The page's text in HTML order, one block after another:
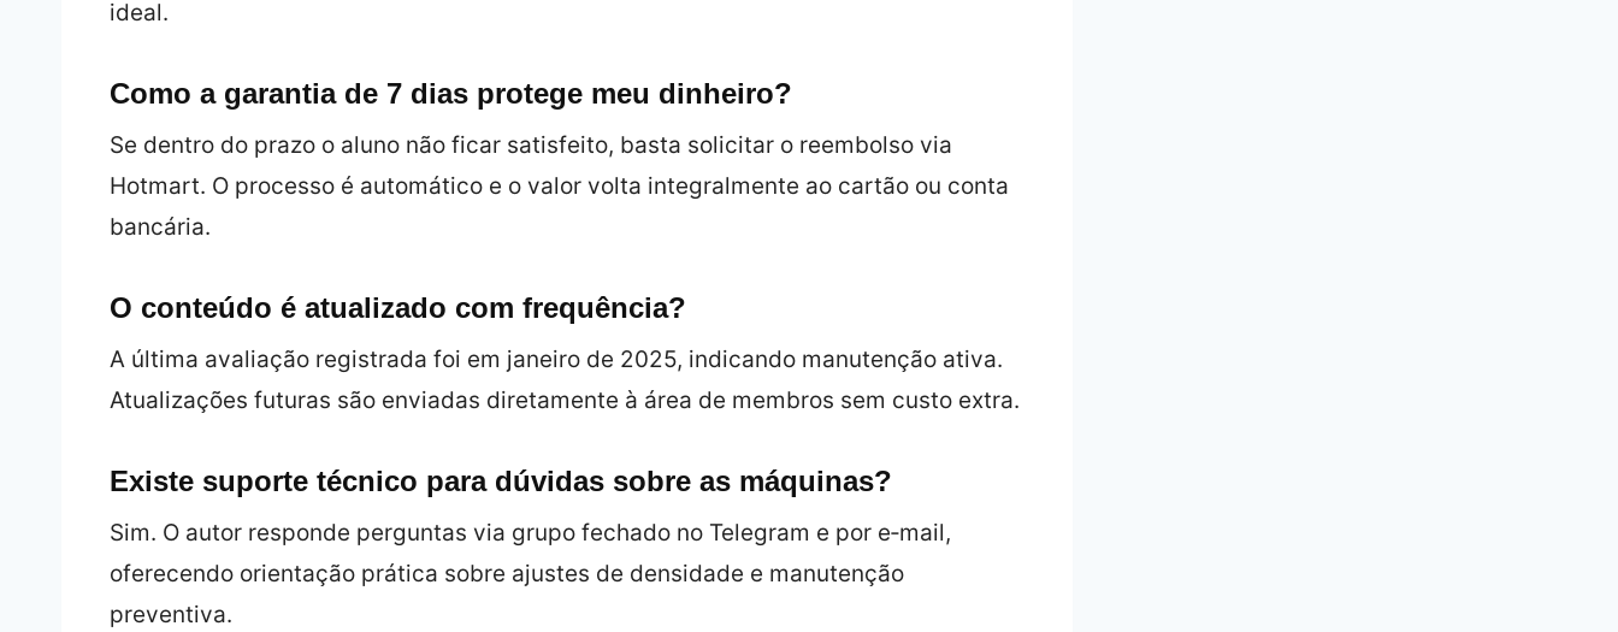
ideal.
Como a garantia de 7 dias protege meu dinheiro?
Se dentro do prazo o aluno não ficar satisfeito, basta solicitar o reembolso via
Hotmart. O processo é automático e o valor volta integralmente ao cartão ou conta
bancária.
O conteúdo é atualizado com frequência?
A última avaliação registrada foi em janeiro de 2025, indicando manutenção ativa.
Atualizações futuras são enviadas diretamente à área de membros sem custo extra.
Existe suporte técnico para dúvidas sobre as máquinas?
Sim. O autor responde perguntas via grupo fechado no Telegram e por e‑mail,
oferecendo orientação prática sobre ajustes de densidade e manutenção
preventiva.